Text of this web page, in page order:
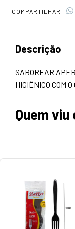
COMPARTILHAR
Descrição
SABOREAR
HIGIÊNICO COM
Quem